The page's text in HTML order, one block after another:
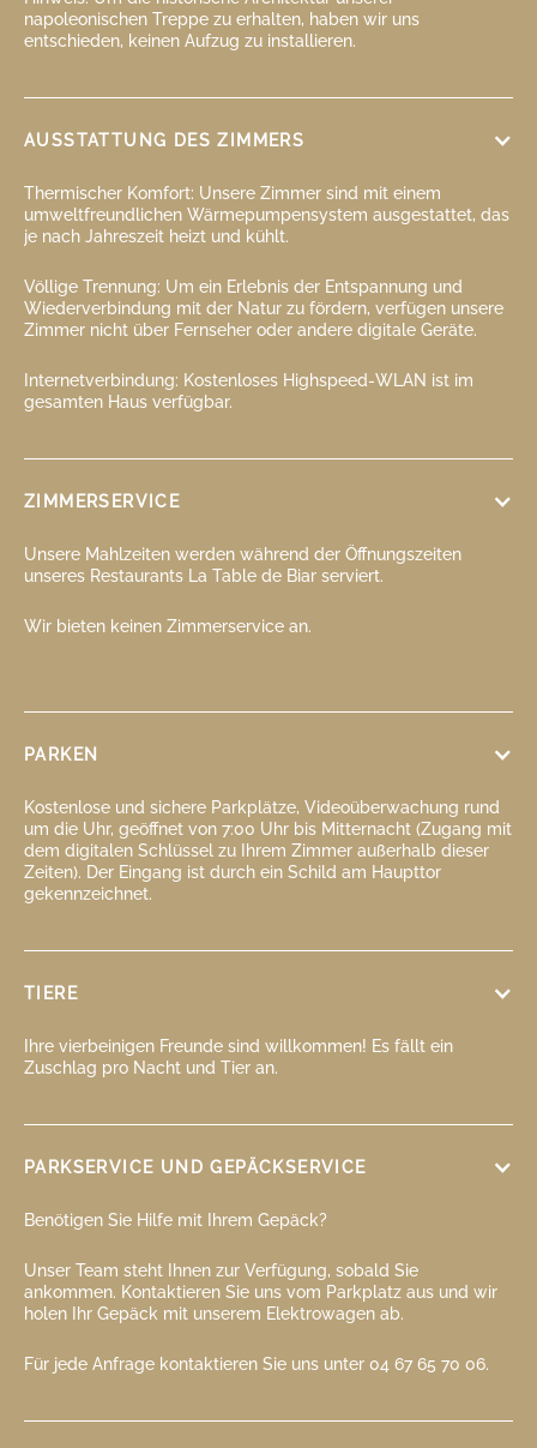
napoleonischen Treppe zu erhalten, haben wir uns
entschieden, keinen Aufzug zu installieren.
AUSSTATTUNG DES ZIMMERS
Thermischer Komfort: Unsere Zimmer sind mit einem
umweltfreundlichen Wärmepumpensystem ausgestattet, das
je nach Jahreszeit heizt und kühlt.
Völlige Trennung: Um ein Erlebnis der Entspannung und
Wiederverbindung mit der Natur zu fördern, verfügen unsere
Zimmer nicht über Fernseher oder andere digitale Geräte.
Internetverbindung: Kostenloses Highspeed-WLAN ist im
gesamten Haus verfügbar.
ZIMMERSERVICE
Unsere Mahlzeiten werden während der Öffnungszeiten
unseres Restaurants La Table de Biar serviert.
Wir bieten keinen Zimmerservice an.
PARKEN
Kostenlose und sichere Parkplätze, Videoüberwachung rund
um die Uhr, geöffnet von 7:00 Uhr bis Mitternacht (Zugang mit
dem digitalen Schlüssel zu Ihrem Zimmer außerhalb dieser
Zeiten). Der Eingang ist durch ein Schild am Haupttor
gekennzeichnet.
TIERE
Ihre vierbeinigen Freunde sind willkommen! Es fällt ein
Zuschlag pro Nacht und Tier an.
PARKSERVICE UND GEPÄCKSERVICE
Benötigen Sie Hilfe mit Ihrem Gepäck?
Unser Team steht Ihnen zur Verfügung, sobald Sie
ankommen. Kontaktieren Sie uns vom Parkplatz aus und wir
holen Ihr Gepäck mit unserem Elektrowagen ab.
Für jede Anfrage kontaktieren Sie uns unter 04 67 65 70 06.